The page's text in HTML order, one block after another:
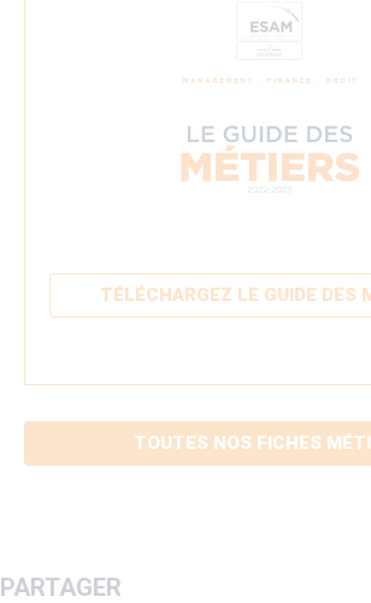
TÉLÉCHARGEZ LE GUIDE DES
TOUTES NOS FICHES
PARTAGER